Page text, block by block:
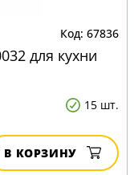
67836
для кухни
15 шт.
В КОРЗИНУ